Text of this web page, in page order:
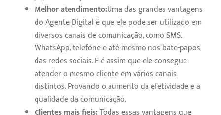
Melhor atendimento:Uma das grandes vantagens
do Agente Digital é que ele pode ser utilizado em
diversos canais de comunicação, como SMS,
WhatsApp, telefone e até mesmo nos bate-papos
das redes sociais. E é assim que ele consegue
atender o mesmo cliente em vários canais
distintos. Provando o aumento da efetividade e a
qualidade da comunicação.
Clientes mais fieis:Todas essas vantagens que